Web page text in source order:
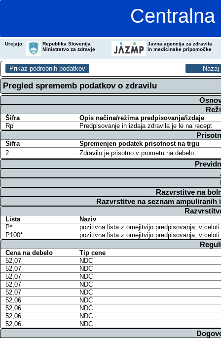
Urejajo:
Republika Slovenija
Ministrstvo za zdravje
Javna agencija za zdravila
in medicinske pripomočke
Pregled sprememb podatkov o zdravilu
Šifra
Opis načina/režima predpisovanja/izdaje
Rp
Predpisovanje in izdaja zdravila je le na recept
Šifra
Spremenjen podatek prisotnost na trgu
2
Zdravilo je prisotno v prometu na debelo
Razvrstitve na
Razvrstitve na seznam
Lista
Naziv
P*
pozitivna lista z omejitvijo predpisovanja; v
P100*
pozitivna lista z omejitvijo predpisovanja; v
Cena na debelo
Tip cene
52,07
NDC
52,07
NDC
52,07
NDC
52,07
NDC
52,07
NDC
52,06
NDC
52,06
NDC
52,06
NDC
52,06
NDC